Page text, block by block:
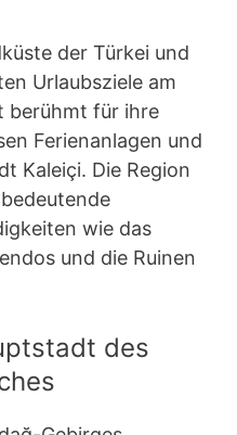
der Türkei und
Urlaubsziele am
berühmt für ihre
Ferienanlagen und
Kaleiçi. Die Region
wie das
und die Ruinen
des